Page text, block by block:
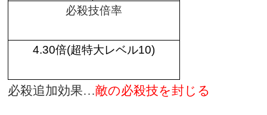
必殺技倍率
4.30倍(超特大レベル10)
必殺追加効果…敵の必殺技を封じる